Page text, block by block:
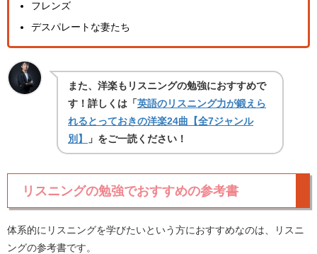
フレンズ
デスパレートな妻たち
また、洋楽もリスニングの勉強におすすめで
す！詳しくは「 英語のリスニング力が鍛えら
れるとっておきの洋楽24曲【全7ジャンル
別】
」をご一読ください！
リスニングの勉強でおすすめの参考書
体系的にリスニングを学びたいという方におすすめなのは、リスニ
ングの参考書です。